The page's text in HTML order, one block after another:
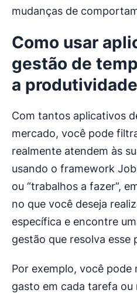
mudanças de
Como usar
gestão de
a produtividade
Com tantos aplicativos
mercado, você pode
realmente atendem às
usando o framework
ou “trabalhos a fazer”,
no que você deseja
específica e encontre
gestão que resolva esse
Por exemplo, você
gasto em cada tarefa ou